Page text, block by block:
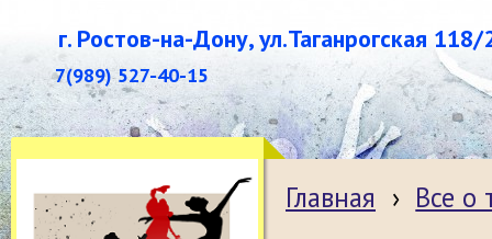
г. Ростов-на-Дону, ул.Таганрогская 118/
7(989) 527-40-15
Главная › Все о